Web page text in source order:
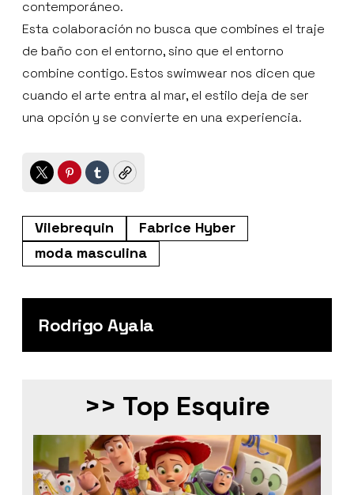
contemporáneo.
Esta colaboración no busca que combines el traje
de baño con el entorno, sino que el entorno
combine contigo. Estos swimwear nos dicen que
cuando el arte entra al mar, el estilo deja de ser
una opción y se convierte en una experiencia.
TwitterPinterest
TumblrCopy
Vilebrequin
Fabrice Hyber
moda masculina
Rodrigo Ayala
>> Top Esquire